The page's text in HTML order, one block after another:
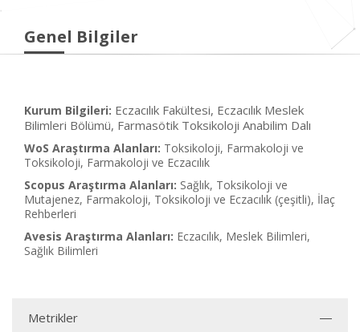
Genel Bilgiler
Kurum Bilgileri: Eczacılık Fakültesi, Eczacılık Meslek
Bilimleri Bölümü, Farmasötik Toksikoloji Anabilim Dalı
WoS Araştırma Alanları: Toksikoloji, Farmakoloji ve
Toksikoloji, Farmakoloji ve Eczacılık
Scopus Araştırma Alanları: Sağlık, Toksikoloji ve
Mutajenez, Farmakoloji, Toksikoloji ve Eczacılık (çeşitli), İlaç
Rehberleri
Avesis Araştırma Alanları: Eczacılık, Meslek Bilimleri,
Sağlık Bilimleri
Metrikler